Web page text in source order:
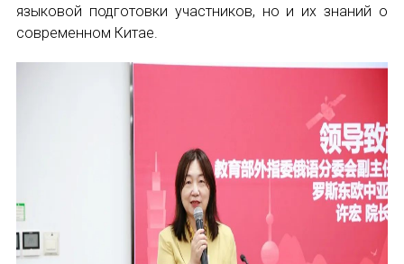
языковой подготовки участников, но и их знаний о
современном Китае.